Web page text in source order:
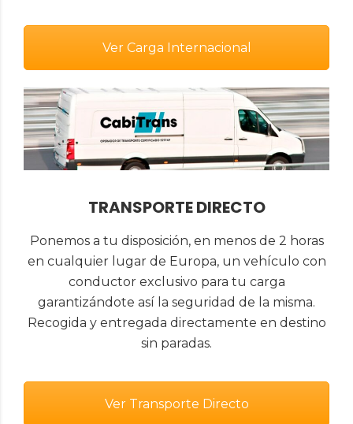
Ver Carga Internacional
TRANSPORTE DIRECTO
Ponemos a tu disposición, en menos de 2 horas
en cualquier lugar de Europa, un vehículo con
conductor exclusivo para tu carga
garantizándote así la seguridad de la misma.
Recogida y entregada directamente en destino
sin paradas.
Ver Transporte Directo